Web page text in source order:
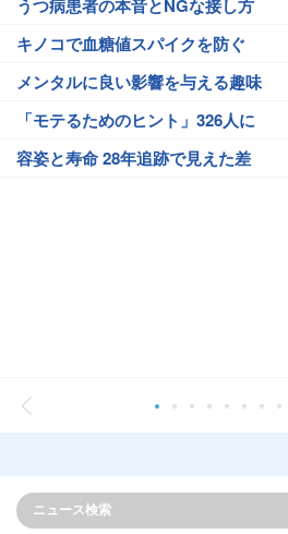
うつ病患者の本音とNGな接し方
キノコで血糖値スパイクを防ぐ
メンタルに良い影響を与える趣味
「モテるためのヒント」326人に
容姿と寿命 28年追跡で見えた差